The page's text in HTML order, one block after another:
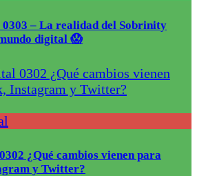
– La realidad del Sobrinity
digital 😱
¿Qué cambios vienen para
y Twitter?